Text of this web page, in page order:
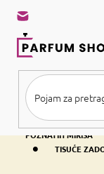
sadržaj
BESPLATNA
POZNATIH MIRISA
• TISUĆE